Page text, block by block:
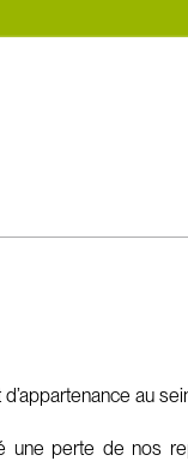
au
une perte de nos